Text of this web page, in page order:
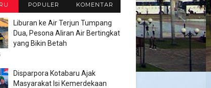
POPULER KOMENTAR
Liburan ke Air Terjun Tumpang
Dua, Pesona Aliran Air Bertingkat
yang Bikin Betah
Disparpora Kotabaru Ajak
Masyarakat Isi Kemerdekaan